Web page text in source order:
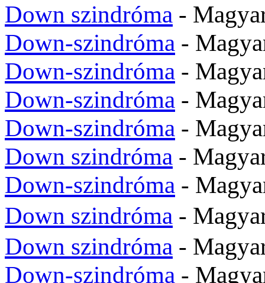
Down szindróma -
Down-szindróma -
Down-szindróma -
Down-szindróma -
Down-szindróma -
Down szindróma -
Down-szindróma -
Down szindróma -
Down szindróma -
Down-szindróma -